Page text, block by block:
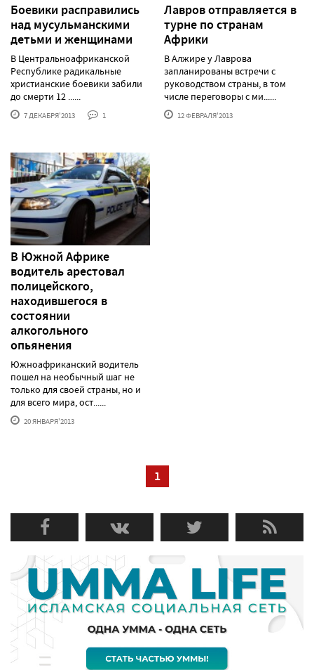
Боевики расправились
над мусульманскими
детьми и женщинами
В Центральноафриканской
Республике радикальные
христианские боевики забили
до смерти 12 ......
7 ДЕКАБРЯ'2013 1
Лавров отправляется в
турне по странам
Африки
В Алжире у Лаврова
запланированы встречи с
руководством страны, в том
числе переговоры с ми......
12 ФЕВРАЛЯ'2013
В Южной Африке
водитель арестовал
полицейского,
находившегося в
состоянии
алкогольного
опьянения
Южноафриканский водитель
пошел на необычный шаг не
только для своей страны, но и
для всего мира, ост......
20 ЯНВАРЯ'2013
1